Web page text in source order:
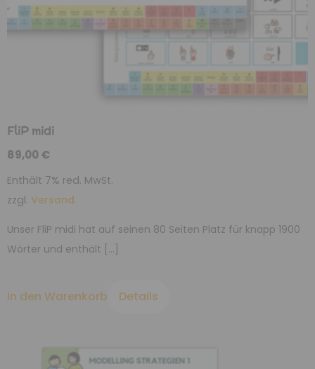
FliP midi
89,00€
Enthält 7% red. MwSt.
zzgl. Versand
Unser FliP midi hat auf seinen 80 Seiten Platz für knapp 1900
Wörter und enthält […]
In den Warenkorb Details